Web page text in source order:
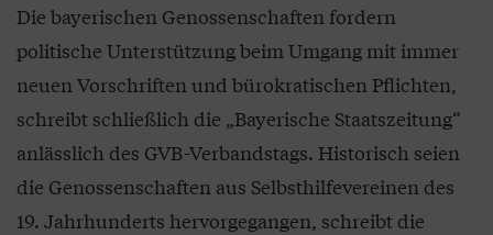
Die bayerischen Genossenschaften fordern
politische Unterstützung beim Umgang mit immer
neuen Vorschriften und bürokratischen Pflichten,
schreibt schließlich die „Bayerische Staatszeitung“
anlässlich des GVB-Verbandstags. Historisch seien
die Genossenschaften aus Selbsthilfevereinen des
19. Jahrhunderts hervorgegangen, schreibt die